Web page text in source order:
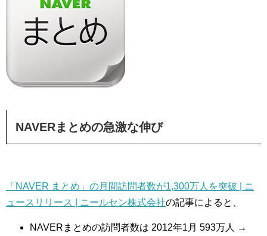
NAVERまとめの急激な伸び
「NAVER まとめ」の月間訪問者数が1,300万人を突破 | ニ
ュースリリース | ニールセン株式会社の記事によると、
NAVERまとめの訪問者数は 2012年1月 593万人 →